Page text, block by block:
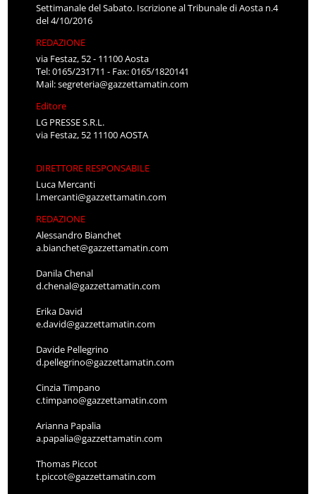
Settimanale del Sabato. Iscrizione al Tribunale di Aosta n.4
del 4/10/2016
REDAZIONE
via Festaz, 52 - 11100 Aosta
Tel: 0165/231711 - Fax: 0165/1820141
Mail:segreteria@gazzettamatin.com
Editore
LG PRESSE S.R.L.
via Festaz, 52 11100 AOSTA
DIRETTORE RESPONSABILE
Luca Mercanti
l.mercanti@gazzettamatin.com
REDAZIONE
Alessandro Bianchet
a.bianchet@gazzettamatin.com
Danila Chenal
d.chenal@gazzettamatin.com
Erika David
e.david@gazzettamatin.com
Davide Pellegrino
d.pellegrino@gazzettamatin.com
Cinzia Timpano
c.timpano@gazzettamatin.com
Arianna Papalia
a.papalia@gazzettamatin.com
Thomas Piccot
t.piccot@gazzettamatin.com